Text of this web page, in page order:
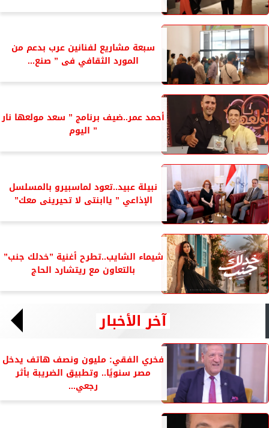
سبعة مشاريع لفنانين عرب بدعم من
المورد الثقافي فى ” صنع...
أحمد عمر..ضيف برنامج ” سعد مولعها نار
” اليوم
نبيلة عبيد..تعود لماسبيرو بالمسلسل
الإذاعي ” ياابنتى لا تحيرينى معك”
شيماء الشايب..تطرح أغنية ”خدلك جنب”
بالتعاون مع ريتشارد الحاج
آخر الأخبار
فخري الفقي: مليون ونصف هاتف يدخل
مصر سنويًا.. وتطبيق الضريبة بأثر
رجعي...